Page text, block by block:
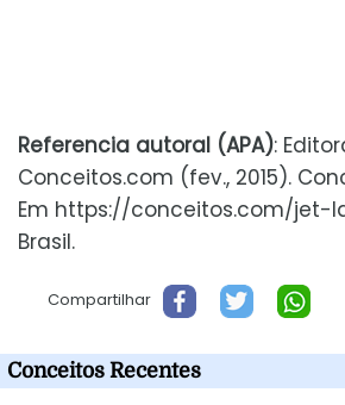
Referencia autoral (APA):
Conceitos.com (fev., 2015).
Em https://conceitos.com/jet-
Brasil.
Compartilhar
Conceitos Recentes